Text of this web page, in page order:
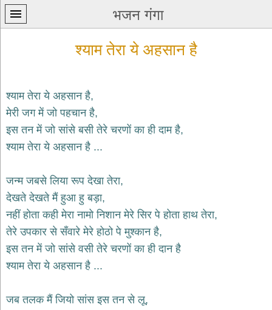
भजन गंगा
प्रथम
पन्ना
home
भजन
krishna
bhajans
शिव
भजन
bhajans
हनुमान
bhajans
श्याम तेरा ये अहसान है
श्याम तेरा ये अहसान है,
मेरी जग में जो पहचान है,
इस तन में जो सांसे बसी तेरे चरणों का ही दाम है,
श्याम तेरा ये अहसान है ...
जन्म जबसे लिया रूप देखा तेरा,
देखते देखते मैं हुआ हु बड़ा,
नहीं होता कही मेरा नामो निशान मेरे सिर पे होता हाथ तेरा,
तेरे उपकार से सँवारे मेरे होठो पे मुश्कान है,
इस तन में जो सांसे वसी तेरे चरणों का ही दान है
श्याम तेरा ये अहसान है ...
जब तलक मैं जियो सांस इस तन से लू,